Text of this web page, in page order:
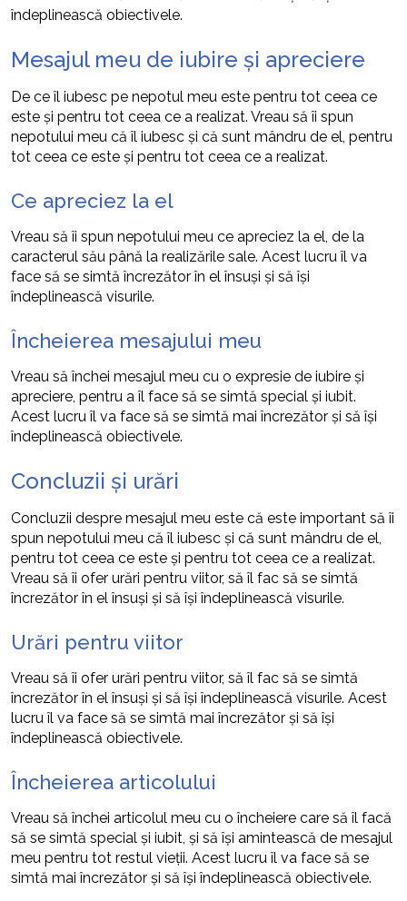
îndeplinească obiectivele.
Mesajul meu de iubire și apreciere
De ce îl iubesc pe nepotul meu este pentru tot ceea ce
este și pentru tot ceea ce a realizat. Vreau să îi spun
nepotului meu că îl iubesc și că sunt mândru de el, pentru
tot ceea ce este și pentru tot ceea ce a realizat.
Ce apreciez la el
Vreau să îi spun nepotului meu ce apreciez la el, de la
caracterul său până la realizările sale. Acest lucru îl va
face să se simtă încrezător în el însuși și să își
îndeplinească visurile.
Încheierea mesajului meu
Vreau să închei mesajul meu cu o expresie de iubire și
apreciere, pentru a îl face să se simtă special și iubit.
Acest lucru îl va face să se simtă mai încrezător și să își
îndeplinească obiectivele.
Concluzii și urări
Concluzii despre mesajul meu este că este important să îi
spun nepotului meu că îl iubesc și că sunt mândru de el,
pentru tot ceea ce este și pentru tot ceea ce a realizat.
Vreau să îi ofer urări pentru viitor, să îl fac să se simtă
încrezător în el însuși și să își îndeplinească visurile.
Urări pentru viitor
Vreau să îi ofer urări pentru viitor, să îl fac să se simtă
încrezător în el însuși și să își îndeplinească visurile. Acest
lucru îl va face să se simtă mai încrezător și să își
îndeplinească obiectivele.
Încheierea articolului
Vreau să închei articolul meu cu o încheiere care să îl facă
să se simtă special și iubit, și să își amintească de mesajul
meu pentru tot restul vieții. Acest lucru îl va face să se
simtă mai încrezător și să își îndeplinească obiectivele.